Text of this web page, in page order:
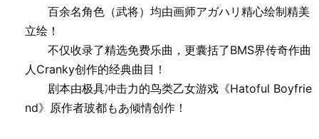
百余名角色（武将）均由画师アガハリ精心绘制精美
立绘！
不仅收录了精选免费乐曲，更囊括了BMS界传奇作曲
人Cranky创作的经典曲目！
剧本由极具冲击力的鸟类乙女游戏《Hatoful Boyfrie
nd》原作者玻都もあ倾情创作！